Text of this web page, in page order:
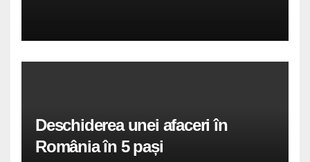
Deschiderea unei afaceri în
România în 5 pași